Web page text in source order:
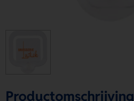
Productomschrijving